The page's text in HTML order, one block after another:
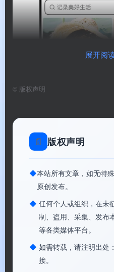
展开阅
© 版权声明
📄 版权声明
◆本站所有文章，如无特
原创发布。
◆ 任何个人或组织，在未
制、盗用、采集、发布
等各类媒体平台。
◆ 如需转载，请注明出处：
接。